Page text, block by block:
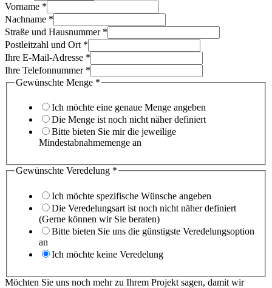
Vorname *
Nachname *
Straße und Hausnummer *
Postleitzahl und Ort *
Ihre E-Mail-Adresse *
Ihre Telefonnummer *
Gewünschte Menge *
Ich möchte eine genaue Menge angeben
Die Menge ist noch nicht näher definiert
Bitte bieten Sie mir die jeweilige
Mindestabnahmemenge an
Gewünschte Veredelung *
Ich möchte spezifische Wünsche angeben
Die Veredelungsart ist noch nicht näher definiert
(Gerne können wir Sie beraten)
Bitte bieten Sie uns die günstigste Veredelungsoption
an
Ich möchte keine Veredelung
Möchten Sie uns noch mehr zu Ihrem Projekt sagen, damit wir